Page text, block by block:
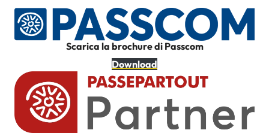
Scarica la brochure di Passcom
Download